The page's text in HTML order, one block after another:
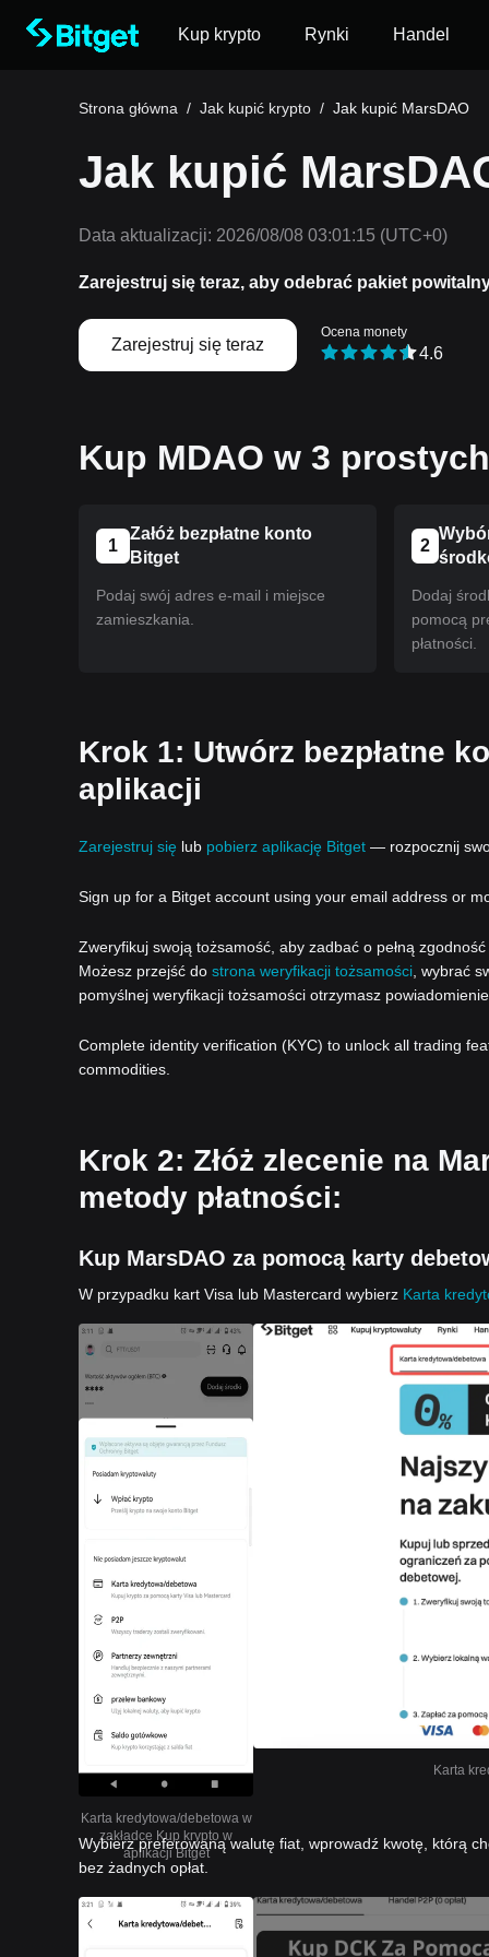
Kup krypto Rynki Handel
Strona główna / Jak kupić krypto / Jak kupić MarsDAO
Jak kupić
Data aktualizacji: 2026/08/08 03:01:15 (UTC+0)
Zarejestruj się teraz, aby odebrać pakiet
Zarejestruj się teraz
Ocena monety
4.6
Kup MDAO w 3
1
Załóż bezpłatne konto
Bitget
Podaj swój adres e-mail i miejsce
zamieszkania.
2
Dodaj
pomocą
płatności.
Krok 1: Utwórz bezpłatne
aplikacji
Zarejestruj się lub pobierz aplikację Bitget — rozpocznij
Sign up for a Bitget account using your email address or
Zweryfikuj swoją tożsamość, aby zadbać o pełną
Możesz przejść do strona weryfikacji tożsamości , wybrać
pomyślnej weryfikacji tożsamości otrzymasz powiadomienie.
Complete identity verification (KYC) to unlock all trading
commodities.
Krok 2: Złóż zlecenie na
metody płatności:
Kup MarsDAO za pomocą karty
W przypadku kart Visa lub Mastercard wybierz Karta
Karta kredytowa/debetowa w
zakładce Kup krypto w
aplikacji Bitget
Karta
Wybierz preferowaną walutę fiat, wprowadź kwotę, którą
bez żadnych opłat.